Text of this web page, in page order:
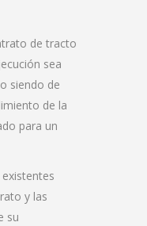
de tracto
sea
siendo de
de la
para un
y las
su